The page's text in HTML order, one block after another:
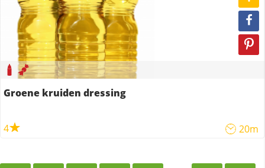
Groene kruiden dressing
4 20m